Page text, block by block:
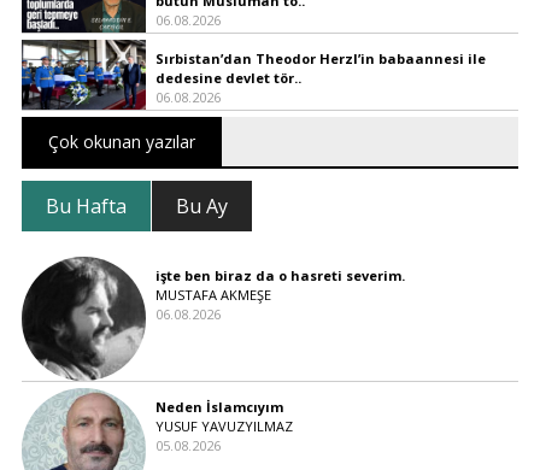
06.08.2026
Sırbistan’dan Theodor Herzl’in babaannesi ile
dedesine devlet tör..
06.08.2026
Çok okunan yazılar
Bu Hafta Bu Ay
işte ben biraz da o hasreti severim.
MUSTAFA AKMEŞE
06.08.2026
Neden İslamcıyım
YUSUF YAVUZYILMAZ
05.08.2026